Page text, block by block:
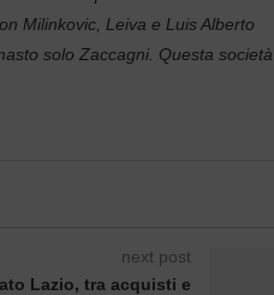
Milinkovic, Leiva e Luis Alberto
solo Zaccagni. Questa società
next post
Lazio, tra acquisti e